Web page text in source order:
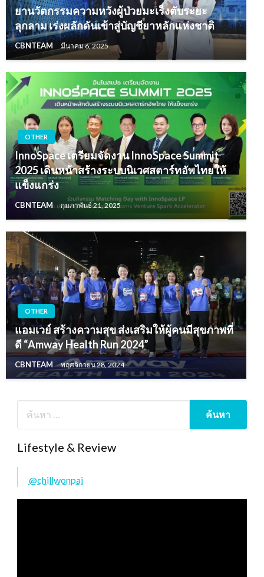
ยานวัตกรรมความหวังผู้ป่วยมะเร็งตับระยะ
ลุกลาม เร่งผลักดันเข้าสู่บัญชียาหลักแห่งชาติ
CBNTEAM มีนาคม 6, 2025
OTHER
InnoSpace เตรียมจัดงาน InnoSpace Summit
2025 เดินหน้าสร้างระบบนิเวศสตาร์ทอัพไทยให้
แข็งแกร่ง
CBNTEAM กุมภาพันธ์ 21, 2025
OTHER
แอมเวย์ สร้างความสุข ส่งเสริมให้ผู้คนมีสุขภาพที่
ดี “Amway Health Run 2024”
CBNTEAM พฤศจิกายน 28, 2024
Lifestyle & Review
@chillwonpai